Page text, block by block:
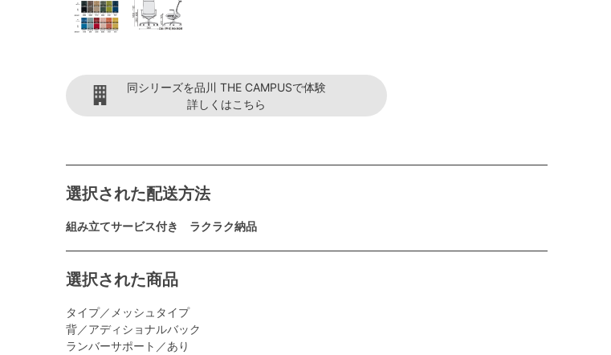
同シリーズを品川 THE CAMPUSで体験
詳しくはこちら
選択された配送方法
組み立てサービス付き ラクラク納品
選択された商品
タイプ／メッシュタイプ
背／アディショナルバック
ランバーサポート／あり